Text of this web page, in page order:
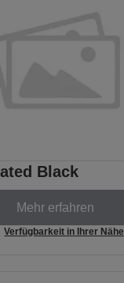
Black
Mehr erfahren
Verfügbarkeit in Ihrer Nähe